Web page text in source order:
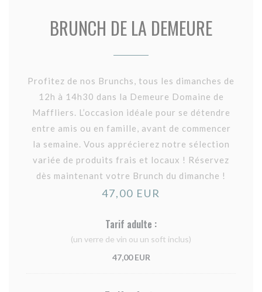
BRUNCH DE LA DEMEURE
Profitez de nos Brunchs, tous les dimanches de
12h à 14h30 dans la Demeure Domaine de
Maffliers. L’occasion idéale pour se détendre
entre amis ou en famille, avant de commencer
la semaine. Vous apprécierez notre sélection
variée de produits frais et locaux ! Réservez
dès maintenant votre Brunch du dimanche !
47,00 EUR
Tarif adulte :
(un verre de vin ou un soft inclus)
47,00 EUR